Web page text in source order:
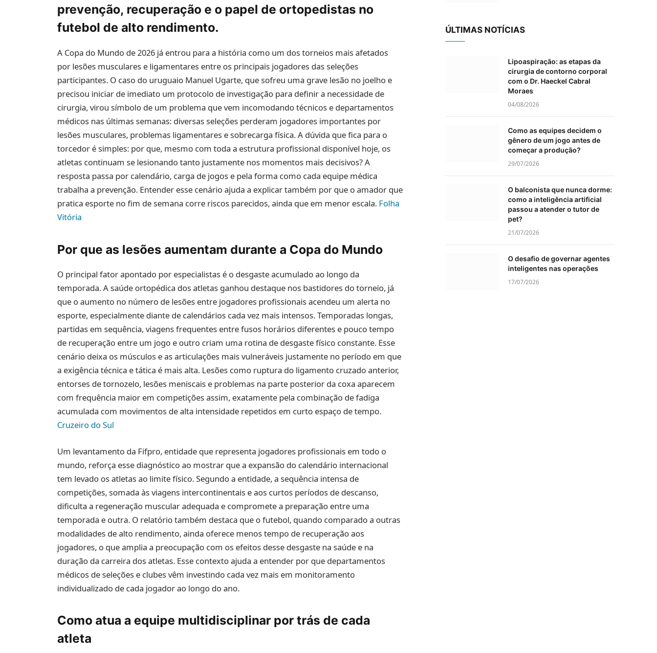
prevenção, recuperação e o papel de ortopedistas no
futebol de alto rendimento.
A Copa do Mundo de 2026 já entrou para a história como um dos torneios mais afetados
por lesões musculares e ligamentares entre os principais jogadores das seleções
participantes. O caso do uruguaio Manuel Ugarte, que sofreu uma grave lesão no joelho e
precisou iniciar de imediato um protocolo de investigação para definir a necessidade de
cirurgia, virou símbolo de um problema que vem incomodando técnicos e departamentos
médicos nas últimas semanas: diversas seleções perderam jogadores importantes por
lesões musculares, problemas ligamentares e sobrecarga física. A dúvida que fica para o
torcedor é simples: por que, mesmo com toda a estrutura profissional disponível hoje, os
atletas continuam se lesionando tanto justamente nos momentos mais decisivos? A
resposta passa por calendário, carga de jogos e pela forma como cada equipe médica
trabalha a prevenção. Entender esse cenário ajuda a explicar também por que o amador que
pratica esporte no fim de semana corre riscos parecidos, ainda que em menor escala. Folha
Vitória
Por que as lesões aumentam durante a Copa do Mundo
O principal fator apontado por especialistas é o desgaste acumulado ao longo da
temporada. A saúde ortopédica dos atletas ganhou destaque nos bastidores do torneio, já
que o aumento no número de lesões entre jogadores profissionais acendeu um alerta no
esporte, especialmente diante de calendários cada vez mais intensos. Temporadas longas,
partidas em sequência, viagens frequentes entre fusos horários diferentes e pouco tempo
de recuperação entre um jogo e outro criam uma rotina de desgaste físico constante. Esse
cenário deixa os músculos e as articulações mais vulneráveis justamente no período em que
a exigência técnica e tática é mais alta. Lesões como ruptura do ligamento cruzado anterior,
entorses de tornozelo, lesões meniscais e problemas na parte posterior da coxa aparecem
com frequência maior em competições assim, exatamente pela combinação de fadiga
acumulada com movimentos de alta intensidade repetidos em curto espaço de tempo.
Cruzeiro do Sul
Um levantamento da Fifpro, entidade que representa jogadores profissionais em todo o
mundo, reforça esse diagnóstico ao mostrar que a expansão do calendário internacional
tem levado os atletas ao limite físico. Segundo a entidade, a sequência intensa de
competições, somada às viagens intercontinentais e aos curtos períodos de descanso,
dificulta a regeneração muscular adequada e compromete a preparação entre uma
temporada e outra. O relatório também destaca que o futebol, quando comparado a outras
modalidades de alto rendimento, ainda oferece menos tempo de recuperação aos
jogadores, o que amplia a preocupação com os efeitos desse desgaste na saúde e na
duração da carreira dos atletas. Esse contexto ajuda a entender por que departamentos
médicos de seleções e clubes vêm investindo cada vez mais em monitoramento
individualizado de cada jogador ao longo do ano.
Como atua a equipe multidisciplinar por trás de cada
atleta
ÚLTIMAS NOTÍCIAS
Lipoaspiração: as etapas da
cirurgia de contorno corporal
com o Dr. Haeckel Cabral
Moraes
04/08/2026
Como as equipes decidem o
gênero de um jogo antes de
começar a produção?
29/07/2026
O balconista que nunca dorme:
como a inteligência artificial
passou a atender o tutor de
pet?
21/07/2026
O desafio de governar agentes
inteligentes nas operações
17/07/2026